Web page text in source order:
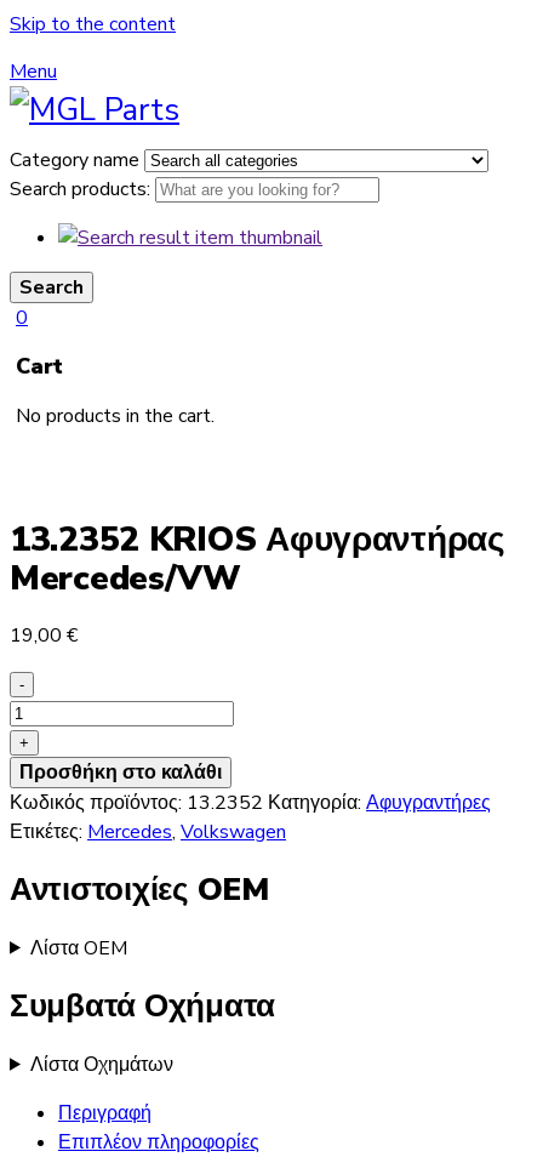
Skip to the content
Menu
Category name
Search products:
Search
0
Cart
No products in the cart.
13.2352 KRIOS Αφυγραντήρας
Mercedes/VW
19,00 €
-
13.2352
KRIOS
Αφυγραντήρας
Mercedes/VW
ποσότητα
+
Προσθήκη στο καλάθι
Κωδικός προϊόντος: 13.2352 Κατηγορία: Αφυγραντήρες
Ετικέτες: Mercedes, Volkswagen
Αντιστοιχίες OEM
Λίστα OEM
Συμβατά Οχήματα
Λίστα Οχημάτων
Περιγραφή
Επιπλέον πληροφορίες